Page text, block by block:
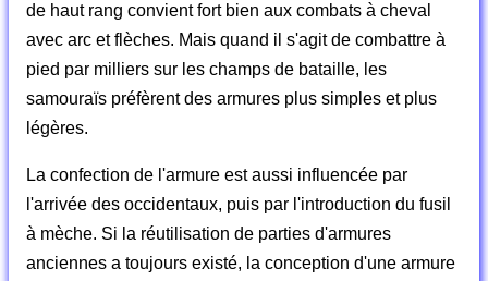
de haut rang convient fort bien aux combats à cheval
avec arc et flèches. Mais quand il s'agit de combattre à
pied par milliers sur les champs de bataille, les
samouraïs préfèrent des armures plus simples et plus
légères.
La confection de l'armure est aussi influencée par
l'arrivée des occidentaux, puis par l'introduction du fusil
à mèche. Si la réutilisation de parties d'armures
anciennes a toujours existé, la conception d'une armure